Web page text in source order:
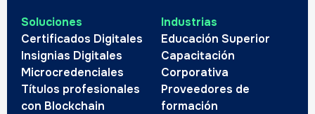
Soluciones
Certificados Digitales
Insignias Digitales
Microcredenciales
Títulos profesionales
con Blockchain
Industrias
Educación Superior
Capacitación
Corporativa
Proveedores de
formación